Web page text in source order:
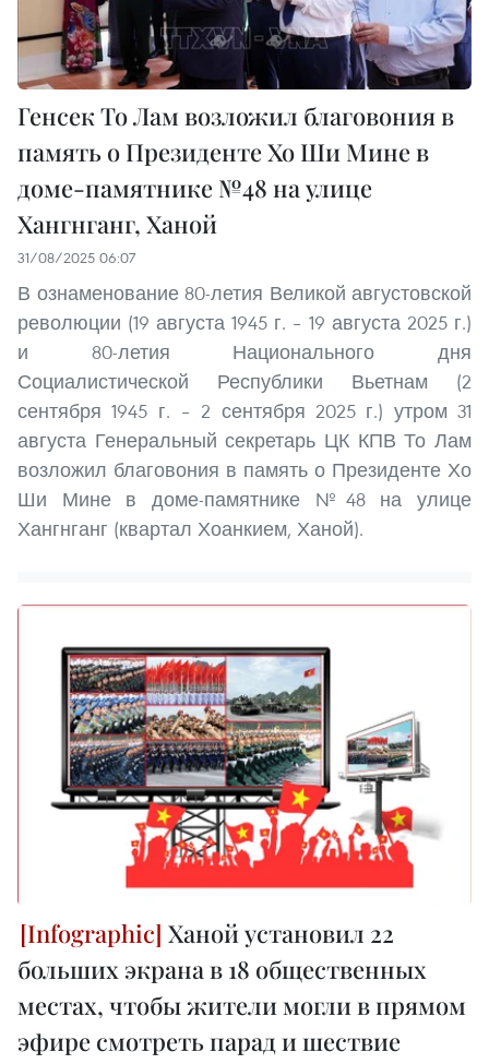
Генсек То Лам возложил благовония в
память о Президенте Хо Ши Мине в
доме-памятнике №48 на улице
Хангнганг, Ханой
31/08/2025 06:07
В ознаменование 80-летия Великой августовской
революции (19 августа 1945 г. – 19 августа 2025 г.)
и 80-летия Национального дня
Социалистической Республики Вьетнам (2
сентября 1945 г. – 2 сентября 2025 г.) утром 31
августа Генеральный секретарь ЦК КПВ То Лам
возложил благовония в память о Президенте Хо
Ши Мине в доме-памятнике №48 на улице
Хангнганг (квартал Хоанкием, Ханой).
Ханой установил 22
больших экрана в 18 общественных
местах, чтобы жители могли в прямом
эфире смотреть парад и шествие